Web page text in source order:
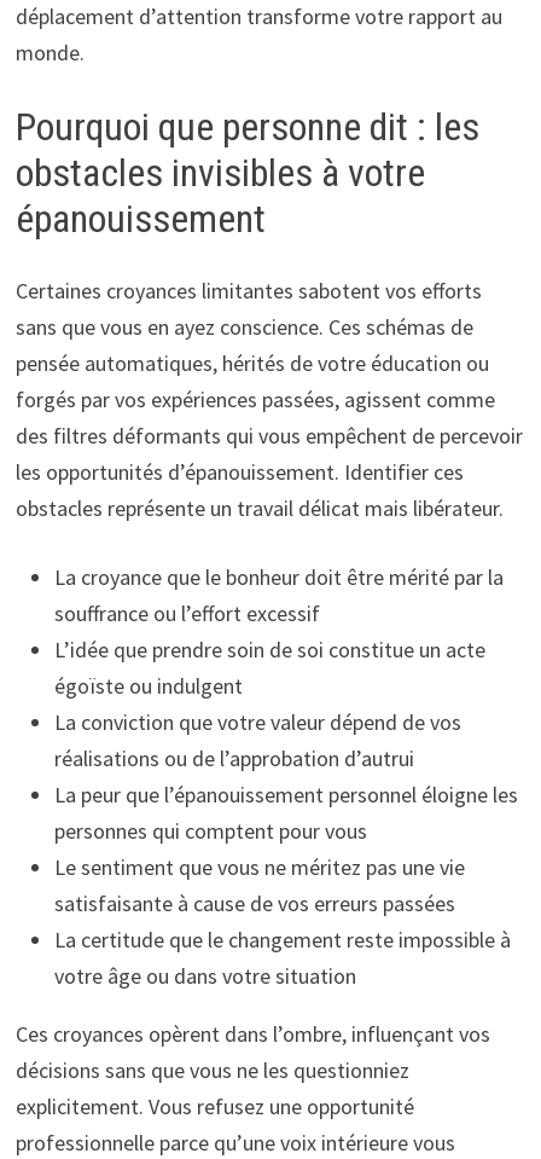
déplacement d’attention transforme votre rapport au
monde.
Pourquoi que personne dit : les
obstacles invisibles à votre
épanouissement
Certaines croyances limitantes sabotent vos efforts
sans que vous en ayez conscience. Ces schémas de
pensée automatiques, hérités de votre éducation ou
forgés par vos expériences passées, agissent comme
des filtres déformants qui vous empêchent de percevoir
les opportunités d’épanouissement. Identifier ces
obstacles représente un travail délicat mais libérateur.
La croyance que le bonheur doit être mérité par la
souffrance ou l’effort excessif
L’idée que prendre soin de soi constitue un acte
égoïste ou indulgent
La conviction que votre valeur dépend de vos
réalisations ou de l’approbation d’autrui
La peur que l’épanouissement personnel éloigne les
personnes qui comptent pour vous
Le sentiment que vous ne méritez pas une vie
satisfaisante à cause de vos erreurs passées
La certitude que le changement reste impossible à
votre âge ou dans votre situation
Ces croyances opèrent dans l’ombre, influençant vos
décisions sans que vous ne les questionniez
explicitement. Vous refusez une opportunité
professionnelle parce qu’une voix intérieure vous